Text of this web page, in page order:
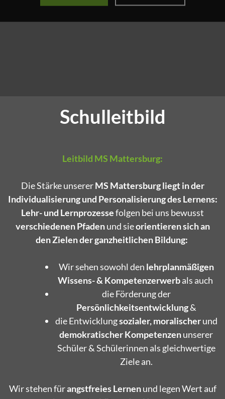
Schulleitbild
Leitbild MS Mattersburg:
Die Stärke unsererMS Mattersburg liegt in der
Individualisierung und Personalisierung des Lernens:
Lehr- und Lernprozessefolgen bei uns bewusst
verschiedenen Pfadenund sieorientieren sich an
den Zielen der ganzheitlichen Bildung:
Wir sehen sowohl den lehrplanmäßigen
Wissens- & Kompetenzerwerbals auch
die Förderung der
Persönlichkeitsentwicklung&
die Entwicklungsozialer, moralischerund
demokratischerKompetenzenunserer
Schüler & Schülerinnen als gleichwertige
Ziele an.
Wir stehen fürangstfreies Lernenund legen Wert auf